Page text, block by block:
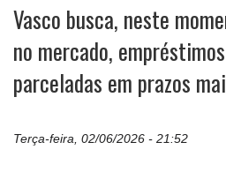
Vasco busca, neste
no mercado,
parceladas em prazos
Terça-feira, 02/06/2026 - 21:52